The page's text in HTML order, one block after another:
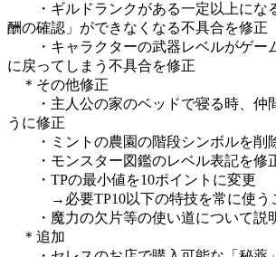
・ギルドランクがある一定以上にな
酬の確認」ができなくなる不具合を修正
・キャラクターの武器レベルがゲー
に戻ってしまう不具合を修正
＊その他修正
・主人公の家のベッドで寝る時、仲
うに修正
・ミントの農園の階段シンボルを削
・モンスター図鑑のレベル表記を修
・TPの最小値を10ポイントに変更
→必要TP10以下の特技を常に使う
・魔力の欠片等の使い道について説
＊追加